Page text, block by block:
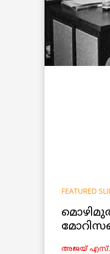
FEATURED
അജയ് എസ്.